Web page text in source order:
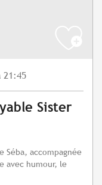
21:45
Sister
accompagnée
avec humour, le